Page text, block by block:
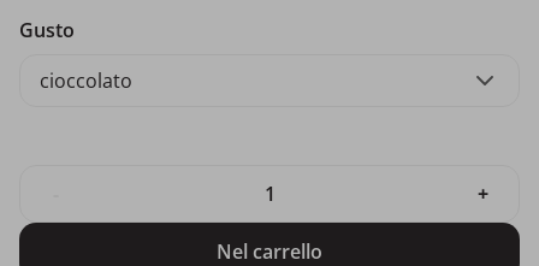
Gusto
cioccolato
+
Nel carrello